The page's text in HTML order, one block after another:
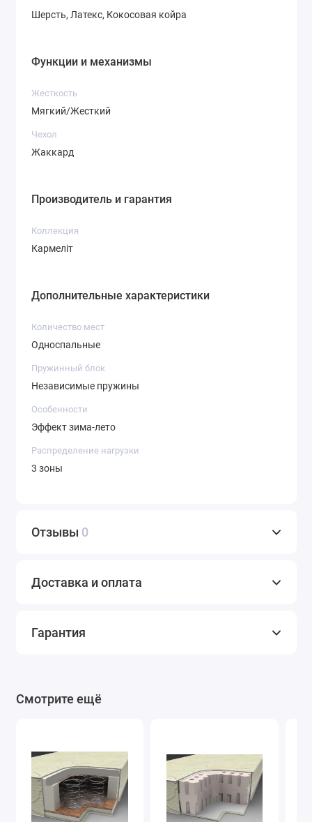
Шерсть, Латекс, Кокосовая койра
Функции и механизмы
Жесткость
Мягкий/Жесткий
Чехол
Жаккард
Производитель и гарантия
Коллекция
Кармеліт
Дополнительные характеристики
Количество мест
Односпальные
Пружинный блок
Независимые пружины
Особенности
Эффект зима-лето
Распределение нагрузки
3 зоны
Отзывы 0
Доставка и оплата
Гарантия
Смотрите ещё